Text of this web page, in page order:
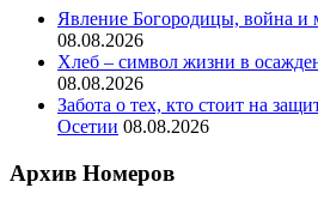
Явление Богородицы, война и
08.08.2026
Хлеб – символ жизни в
08.08.2026
Забота о тех, кто стоит на
Осетии 08.08.2026
Архив Номеров